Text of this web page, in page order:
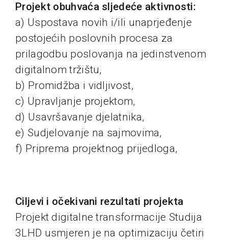
Projekt obuhvaća sljedeće aktivnosti:
a) Uspostava novih i/ili unaprjeđenje
postojećih poslovnih procesa za
prilagodbu poslovanja na jedinstvenom
digitalnom tržištu,
b) Promidžba i vidljivost,
c) Upravljanje projektom,
d) Usavršavanje djelatnika,
e) Sudjelovanje na sajmovima,
f) Priprema projektnog prijedloga,
Ciljevi i očekivani rezultati projekta
Projekt digitalne transformacije Studija
3LHD usmjeren je na optimizaciju četiri